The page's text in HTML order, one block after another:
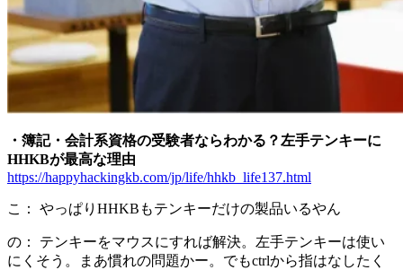
・簿記・会計系資格の受験者ならわかる？左手テンキーに
HHKBが最高な理由
https://happyhackingkb.com/jp/life/hhkb_life137.html
こ： やっぱりHHKBもテンキーだけの製品いるやん
の： テンキーをマウスにすれば解決。左手テンキーは使い
にくそう。まあ慣れの問題かー。でもctrlから指はなしたく